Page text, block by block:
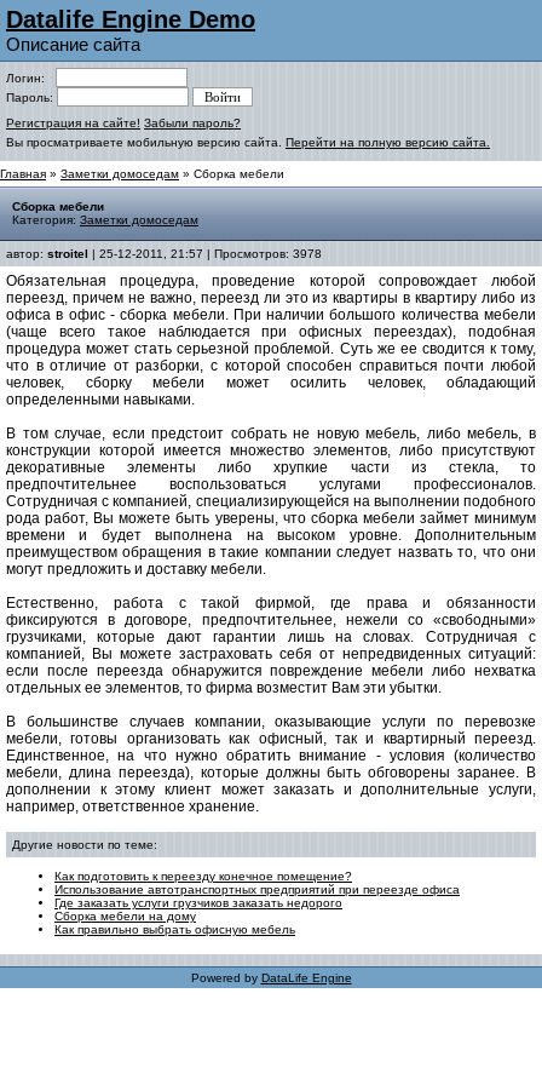
Datalife Engine Demo
Описание сайта
Логин:
Пароль:
Регистрация на сайте! Забыли пароль?
Вы просматриваете мобильную версию сайта. Перейти на полную версию сайта.
Главная » Заметки домоседам » Сборка мебели
Сборка мебели
Категория: Заметки домоседам
автор: stroitel | 25-12-2011, 21:57 | Просмотров: 3978
Обязательная процедура, проведение которой сопровождает любой
переезд, причем не важно, переезд ли это из квартиры в квартиру либо из
офиса в офис - сборка мебели. При наличии большого количества мебели
(чаще всего такое наблюдается при офисных переездах), подобная
процедура может стать серьезной проблемой. Суть же ее сводится к тому,
что в отличие от разборки, с которой способен справиться почти любой
человек, сборку мебели может осилить человек, обладающий
определенными навыками.
В том случае, если предстоит собрать не новую мебель, либо мебель, в
конструкции которой имеется множество элементов, либо присутствуют
декоративные элементы либо хрупкие части из стекла, то
предпочтительнее воспользоваться услугами профессионалов.
Сотрудничая с компанией, специализирующейся на выполнении подобного
рода работ, Вы можете быть уверены, что сборка мебели займет минимум
времени и будет выполнена на высоком уровне. Дополнительным
преимуществом обращения в такие компании следует назвать то, что они
могут предложить и доставку мебели.
Естественно, работа с такой фирмой, где права и обязанности
фиксируются в договоре, предпочтительнее, нежели со «свободными»
грузчиками, которые дают гарантии лишь на словах. Сотрудничая с
компанией, Вы можете застраховать себя от непредвиденных ситуаций:
если после переезда обнаружится повреждение мебели либо нехватка
отдельных ее элементов, то фирма возместит Вам эти убытки.
В большинстве случаев компании, оказывающие услуги по перевозке
мебели, готовы организовать как офисный, так и квартирный переезд.
Единственное, на что нужно обратить внимание - условия (количество
мебели, длина переезда), которые должны быть обговорены заранее. В
дополнении к этому клиент может заказать и дополнительные услуги,
например, ответственное хранение.
Другие новости по теме:
Как подготовить к переезду конечное помещение?
Использование автотранспортных предприятий при переезде офиса
Где заказать услуги грузчиков заказать недорого
Сборка мебели на дому
Как правильно выбрать офисную мебель
Powered by DataLife Engine